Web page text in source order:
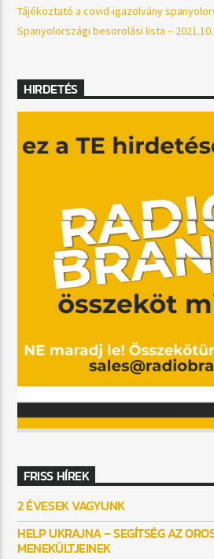
Tájékoztató a covid-igazolvány
Spanyolországi besorolási lista –
HIRDETÉS
FRISS HÍREK
2 ÉVESEK VAGYUNK
HELP UKRAJNA – SEGÍTSÉG AZ
MENEKÜLTJEINEK